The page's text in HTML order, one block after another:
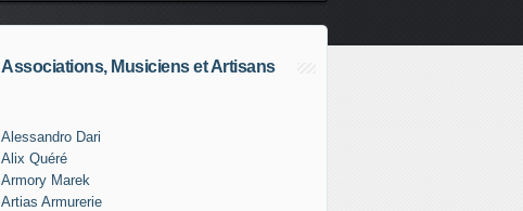
Associations, Musiciens et Artisans
Alessandro Dari
Alix Quéré
Armory Marek
Artias Armurerie